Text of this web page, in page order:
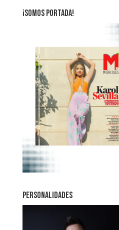
¡SOMOS PORTADA!
PERSONALIDADES